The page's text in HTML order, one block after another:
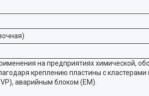
на предприятиях химической,
креплению пластины с
аварийным блоком (EM).